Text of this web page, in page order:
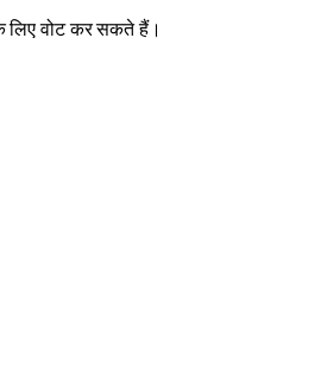
लिए वोट कर सकते हैं।